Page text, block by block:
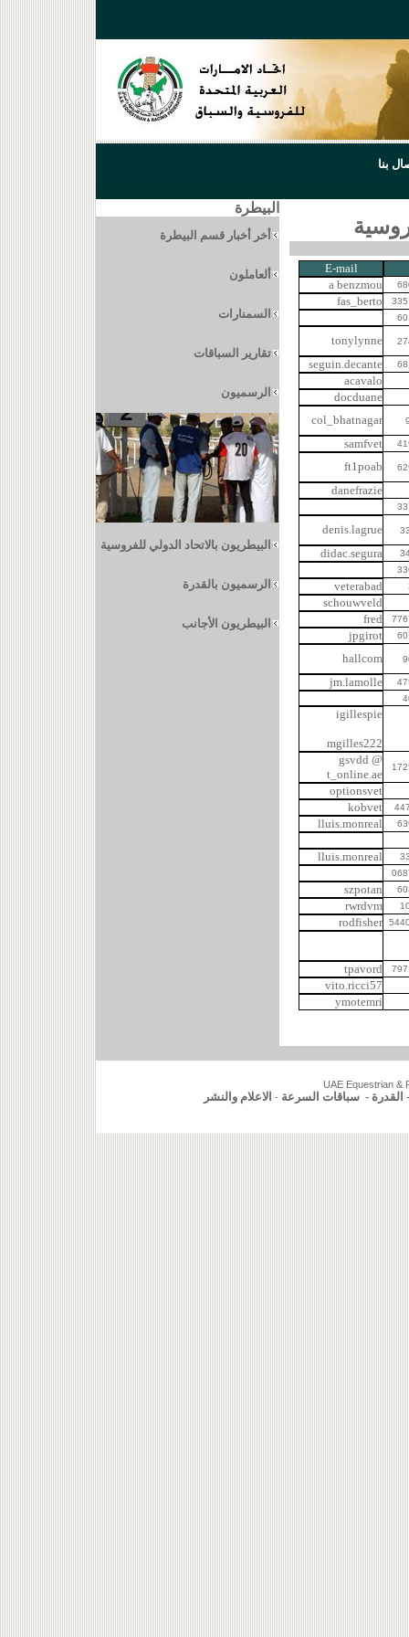
بنا
البيطرة
أخر أخبار قسم البيطرة
ألعاملون
السمنارات
تقارير السباقات
الرسميون
البيطريون بالاتحاد الدولي للفروسية
الرسميون بالقدرة
البيطريون الأجانب
E-mail
a benzmou
fas_berto
tonylynne
seguin.decante
acavalo
docduane
col_bhatnagar
samfvet
ft1poab
danefrazie
denis.lagrue
didac.segura
veterabad
schouwveld
fred
jpgirot
hallcom
jm.lamolle
igillespie
mgilles222
gsvdd @
t_online.ae
optionsvet
kobvet
lluis.monreal
lluis.monreal
szpotan
rwrdvm
rodfisher
tpavord
vito.ricci57
ymotemri
UAE Equestrian &
- القدرة - سباقات السرعة - الاعلام والنشر